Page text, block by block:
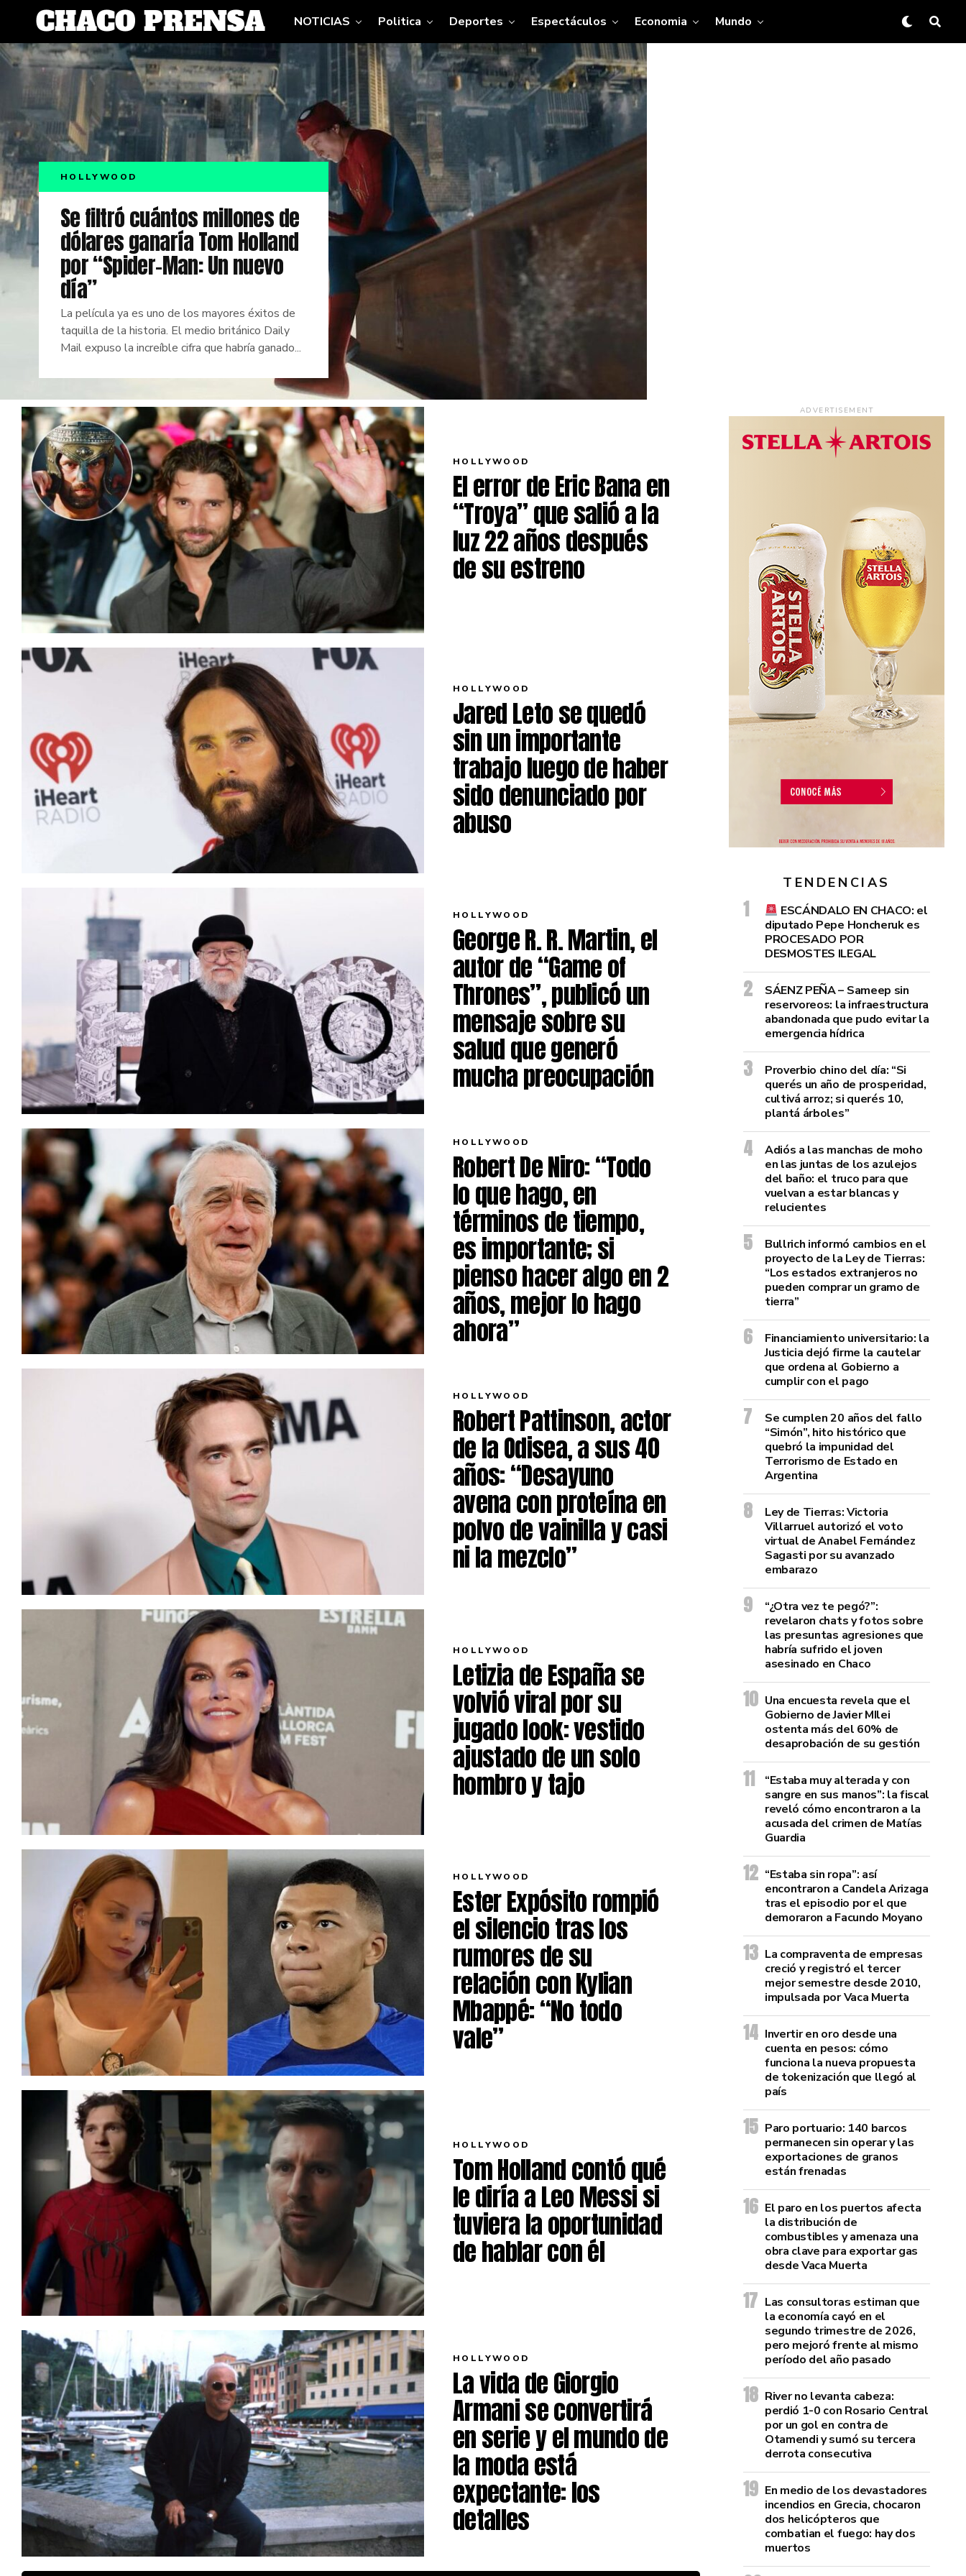
NOTICIAS Politica Deportes Espectáculos Economia Mundo
HOLLYWOOD
Se filtró cuántos millones de
dólares ganaría Tom Holland
por “Spider-Man: Un nuevo
día”
La película ya es uno de los mayores éxitos de
taquilla de la historia. El medio británico Daily
Mail expuso la increíble cifra que habría ganado...
HOLLYWOOD
El error de Eric Bana en
“Troya” que salió a la
luz 22 años después
de su estreno
HOLLYWOOD
Jared Leto se quedó
sin un importante
trabajo luego de haber
sido denunciado por
abuso
HOLLYWOOD
George R. R. Martin, el
autor de “Game of
Thrones”, publicó un
mensaje sobre su
salud que generó
mucha preocupación
HOLLYWOOD
Robert De Niro: “Todo
lo que hago, en
términos de tiempo,
es importante; si
pienso hacer algo en 2
años, mejor lo hago
ahora”
HOLLYWOOD
Robert Pattinson, actor
de la Odisea, a sus 40
años: “Desayuno
avena con proteína en
polvo de vainilla y casi
ni la mezclo”
HOLLYWOOD
Letizia de España se
volvió viral por su
jugado look: vestido
ajustado de un solo
hombro y tajo
HOLLYWOOD
Ester Expósito rompió
el silencio tras los
rumores de su
relación con Kylian
Mbappé: “No todo
vale”
HOLLYWOOD
Tom Holland contó qué
le diría a Leo Messi si
tuviera la oportunidad
de hablar con él
HOLLYWOOD
La vida de Giorgio
Armani se convertirá
en serie y el mundo de
la moda está
expectante: los
detalles
ADVERTISEMENT
TENDENCIAS
ESCÁNDALO EN CHACO: el
diputado Pepe Honcheruk es
PROCESADO POR
DESMOSTES ILEGAL
SÁENZ PEÑA – Sameep sin
reservoreos: la infraestructura
abandonada que pudo evitar la
emergencia hídrica
Proverbio chino del día: “Si
querés un año de prosperidad,
cultivá arroz; si querés 10,
plantá árboles”
Adiós a las manchas de moho
en las juntas de los azulejos
del baño: el truco para que
vuelvan a estar blancas y
relucientes
Bullrich informó cambios en el
proyecto de la Ley de Tierras:
“Los estados extranjeros no
pueden comprar un gramo de
tierra”
Financiamiento universitario: la
Justicia dejó firme la cautelar
que ordena al Gobierno a
cumplir con el pago
Se cumplen 20 años del fallo
“Simón”, hito histórico que
quebró la impunidad del
Terrorismo de Estado en
Argentina
Ley de Tierras: Victoria
Villarruel autorizó el voto
virtual de Anabel Fernández
Sagasti por su avanzado
embarazo
“¿Otra vez te pegó?”:
revelaron chats y fotos sobre
las presuntas agresiones que
habría sufrido el joven
asesinado en Chaco
Una encuesta revela que el
Gobierno de Javier MIlei
ostenta más del 60% de
desaprobación de su gestión
“Estaba muy alterada y con
sangre en sus manos”: la fiscal
reveló cómo encontraron a la
acusada del crimen de Matías
Guardia
“Estaba sin ropa”: así
encontraron a Candela Arizaga
tras el episodio por el que
demoraron a Facundo Moyano
La compraventa de empresas
creció y registró el tercer
mejor semestre desde 2010,
impulsada por Vaca Muerta
Invertir en oro desde una
cuenta en pesos: cómo
funciona la nueva propuesta
de tokenización que llegó al
país
Paro portuario: 140 barcos
permanecen sin operar y las
exportaciones de granos
están frenadas
El paro en los puertos afecta
la distribución de
combustibles y amenaza una
obra clave para exportar gas
desde Vaca Muerta
Las consultoras estiman que
la economía cayó en el
segundo trimestre de 2026,
pero mejoró frente al mismo
período del año pasado
River no levanta cabeza:
perdió 1-0 con Rosario Central
por un gol en contra de
Otamendi y sumó su tercera
derrota consecutiva
En medio de los devastadores
incendios en Grecia, chocaron
dos helicópteros que
combatian el fuego: hay dos
muertos